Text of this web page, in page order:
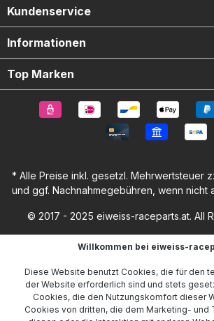
Kundenservice
Informationen
Top Marken
* Alle Preise inkl. gesetzl. Mehrwertsteuer
und ggf. Nachnahmegebühren, wenn nicht
© 2017 - 2025 eiweiss-raceparts.at. All
Willkommen bei eiweiss-
Diese Website benutzt Cookies, die für den
der Website erforderlich sind und stets
Cookies, die den Nutzungskomfort dieser
Cookies von dritten, die dem Marketing- und